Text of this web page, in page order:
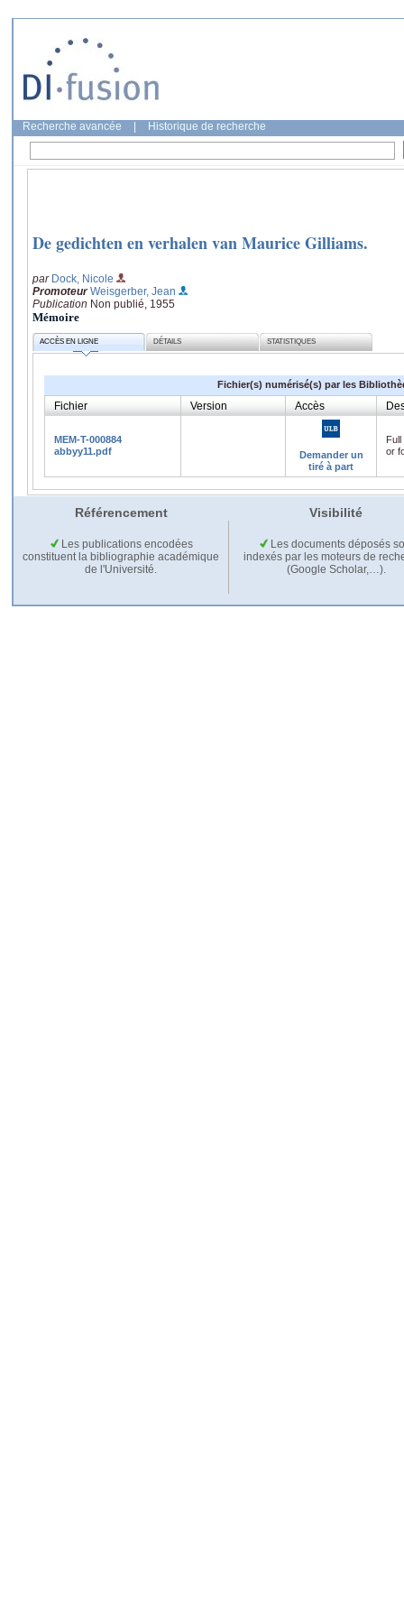
Recherche avancée Historique de recherche
De gedichten en verhalen van Maurice Gilliams.
par Dock, Nicole
Promoteur Weisgerber, Jean
Publication Non publié, 1955
Mémoire
ACCÈS EN LIGNE DÉTAILS STATISTIQUES
Fichier(s) numérisé(s) par les
Fichier Version Accès
MEM-T-000884
abbyy11.pdf
Demander un
tiré à part
or
Référencement Visibilité
Les publications encodées
constituent la bibliographie académique
de l'Université.
Les documents déposés
indexés par les moteurs de
(Google Scholar,…).